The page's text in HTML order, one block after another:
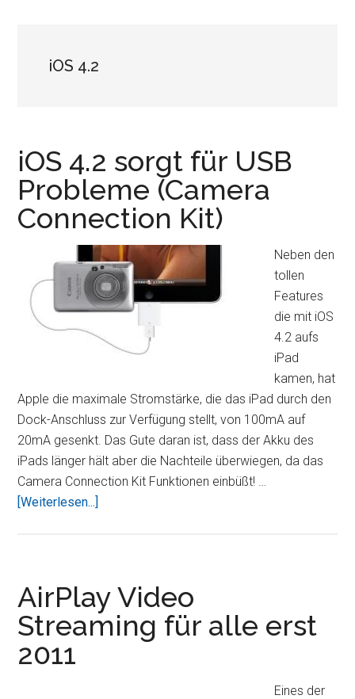
iOS 4.2
iOS 4.2 sorgt für USB
Probleme (Camera
Connection Kit)
Neben den
tollen
Features
die mit iOS
4.2 aufs
iPad
kamen, hat
Apple die maximale Stromstärke, die das iPad durch den
Dock-Anschluss zur Verfügung stellt, von 100mA auf
20mA gesenkt. Das Gute daran ist, dass der Akku des
iPads länger hält aber die Nachteile überwiegen, da das
Camera Connection Kit Funktionen einbüßt! …
[Weiterlesen...]
USB
Probleme
(Camera
Connection
AirPlay Video
Streaming für alle erst
2011
Eines der